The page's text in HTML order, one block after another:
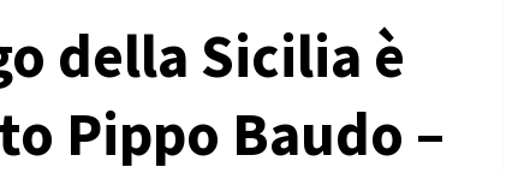
della Sicilia è
Pippo Baudo –